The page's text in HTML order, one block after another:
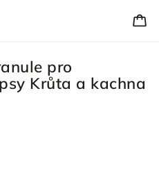
pro
Krůta a kachna